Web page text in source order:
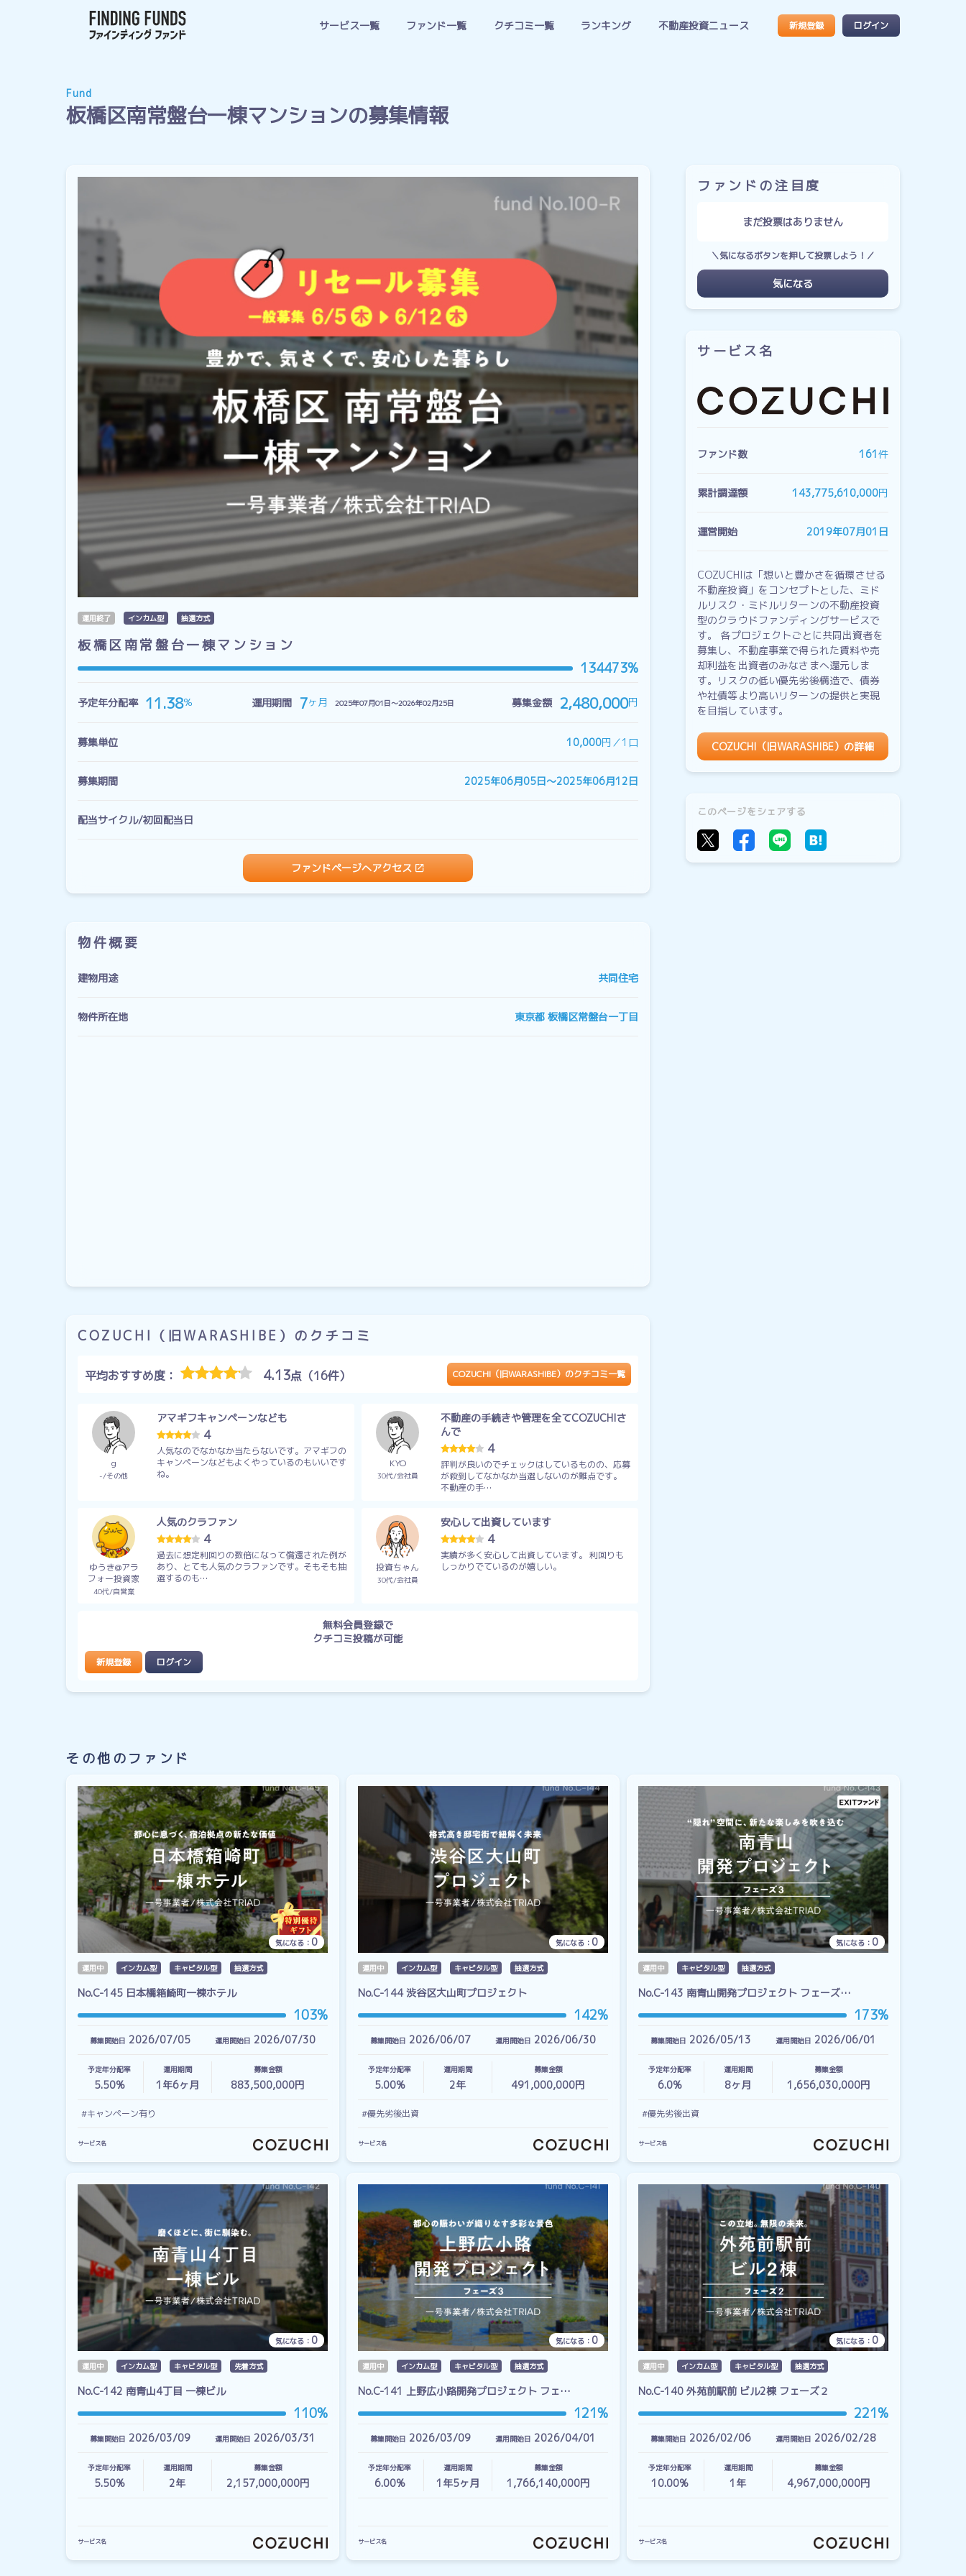
サービス一覧 ファンド一覧 クチコミ一覧 ランキング 不動産投資ニュース 新規登録 ログイン
Fund
板橋区南常盤台一棟マンションの募集情報
運用終了 インカム型 抽選方式
板橋区南常盤台一棟マンション
134473%
予定年分配率 11.38％ 運用期間 7ヶ月 2025年07月01日〜2026年02月25日 募集金額 2,480,000円
募集単位 10,000円／1口
募集期間 2025年06月05日〜2025年06月12日
配当サイクル/初回配当日
ファンドページへアクセス
物件概要
建物用途 共同住宅
物件所在地 東京都 板橋区常盤台一丁目
COZUCHI（旧WARASHIBE）のクチコミ
平均おすすめ度： 4.13点（16件） COZUCHI（旧WARASHIBE）のクチコミ一覧
g
- その他
アマギフキャンペーンなども
4
人気なのでなかなか当たらないです。アマギフの
キャンペーンなどもよくやっているのもいいです
ね。
KYO
30代 会社員
不動産の手続きや管理を全てCOZUCHIさ
んで
4
評判が良いのでチェックはしているものの、応募
が殺到してなかなか当選しないのが難点です。
不動産の手…
ゆうき@アラ
フォー投資家
40代 自営業
人気のクラファン
4
過去に想定利回りの数倍になって償還された例が
あり、とても人気のクラファンです。そもそも抽
選するのも…
投資ちゃん
30代 会社員
安心して出資しています
4
実績が多く安心して出資しています。 利回りも
しっかりでているのが嬉しい。
無料会員登録で
クチコミ投稿が可能
新規登録 ログイン
ファンドの注目度
まだ投票はありません
＼気になるボタンを押して投票しよう！／
気になる
サービス名
ファンド数 161件
累計調達額 143,775,610,000円
運営開始 2019年07月01日
COZUCHIは「想いと豊かさを循環させる
不動産投資」をコンセプトとした、ミド
ルリスク・ミドルリターンの不動産投資
型のクラウドファンディングサービスで
す。 各プロジェクトごとに共同出資者を
募集し、不動産事業で得られた賃料や売
却利益を出資者のみなさまへ還元しま
す。リスクの低い優先劣後構造で、債券
や社債等より高いリターンの提供と実現
を目指しています。
COZUCHI（旧WARASHIBE）の詳細
このページをシェアする
その他のファンド
気になる： 0
運用中 インカム型 キャピタル型 抽選方式
No.C-145 日本橋箱崎町一棟ホテル
103%
募集開始日 2026/07/05 運用開始日 2026/07/30
予定年分配率
5.50%
運用期間
1 年6ヶ月
募集金額
883,500,000円
#キャンペーン有り
サービス名
気になる： 0
運用中 インカム型 キャピタル型 抽選方式
No.C-144 渋谷区大山町プロジェクト
142%
募集開始日 2026/06/07 運用開始日 2026/06/30
予定年分配率
5.00%
運用期間
2年
募集金額
491,000,000円
#優先劣後出資
サービス名
気になる： 0
運用中 キャピタル型 抽選方式
No.C-143 南青山開発プロジェクト フェーズ…
173%
募集開始日 2026/05/13 運用開始日 2026/06/01
予定年分配率
6.0%
運用期間
8ヶ月
募集金額
1,656,030,000円
#優先劣後出資
サービス名
気になる： 0
運用中 インカム型 キャピタル型 先着方式
No.C-142 南青山4丁目 一棟ビル
110%
募集開始日 2026/03/09 運用開始日 2026/03/31
予定年分配率
5.50%
運用期間
2年
募集金額
2,157,000,000円
サービス名
気になる： 0
運用中 インカム型 キャピタル型 抽選方式
No.C-141 上野広小路開発プロジェクト フェ…
121%
募集開始日 2026/03/09 運用開始日 2026/04/01
予定年分配率
6.00%
運用期間
1 年5ヶ月
募集金額
1,766,140,000円
サービス名
気になる： 0
運用中 インカム型 キャピタル型 抽選方式
No.C-140 外苑前駅前 ビル2棟 フェーズ２
221%
募集開始日 2026/02/06 運用開始日 2026/02/28
予定年分配率
10.00%
運用期間
1 年
募集金額
4,967,000,000円
サービス名